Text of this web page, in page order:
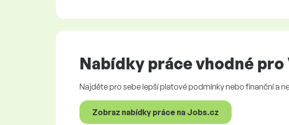
Nabídky prácevhodné pro
Najděte pro sebe lepší platové podmínky nebo finanční a
Zobraz nabídky práce na Jobs.cz